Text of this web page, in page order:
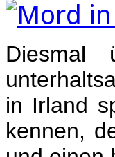
Diesmal
in Irland
kennen,